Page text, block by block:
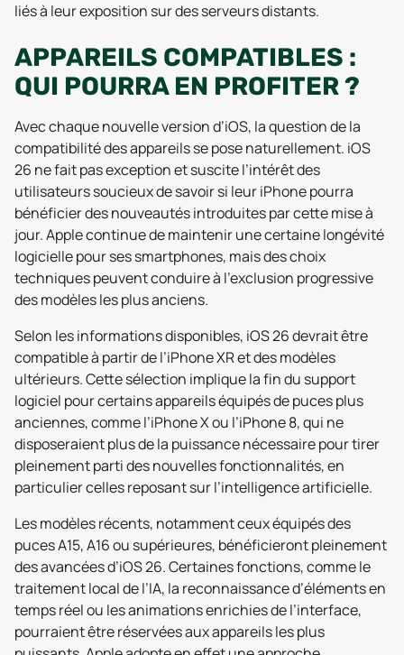
liés à leur exposition sur des serveurs distants.
APPAREILS COMPATIBLES :
QUI POURRA EN PROFITER ?
Avec chaque nouvelle version d’iOS, la question de la
compatibilité des appareils se pose naturellement. iOS
26 ne fait pas exception et suscite l’intérêt des
utilisateurs soucieux de savoir si leur iPhone pourra
bénéficier des nouveautés introduites par cette mise à
jour. Apple continue de maintenir une certaine longévité
logicielle pour ses smartphones, mais des choix
techniques peuvent conduire à l’exclusion progressive
des modèles les plus anciens.
Selon les informations disponibles, iOS 26 devrait être
compatible à partir de l’iPhone XR et des modèles
ultérieurs. Cette sélection implique la fin du support
logiciel pour certains appareils équipés de puces plus
anciennes, comme l’iPhone X ou l’iPhone 8, qui ne
disposeraient plus de la puissance nécessaire pour tirer
pleinement parti des nouvelles fonctionnalités, en
particulier celles reposant sur l’intelligence artificielle.
Les modèles récents, notamment ceux équipés des
puces A15, A16 ou supérieures, bénéficieront pleinement
des avancées d’iOS 26. Certaines fonctions, comme le
traitement local de l’IA, la reconnaissance d’éléments en
temps réel ou les animations enrichies de l’interface,
pourraient être réservées aux appareils les plus